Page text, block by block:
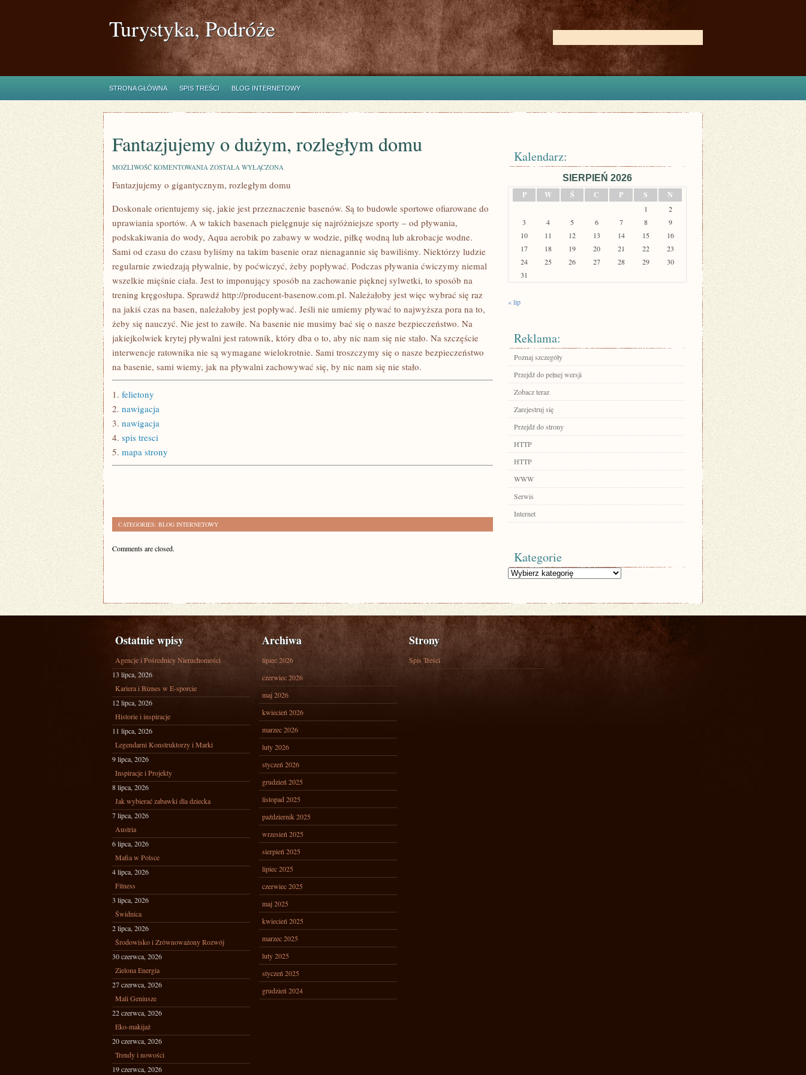
Turystyka, Podróże
STRONA GŁÓWNA SPIS TREŚCI BLOG INTERNETOWY
Fantazjujemy o dużym, rozległym domu
MOŻLIWOŚĆ KOMENTOWANIA FANTAZJUJEMY
DUŻYM,
ROZLEGŁYM
ZOSTAŁA WYŁĄCZONA
Fantazjujemy o gigantycznym, rozległym domu
Doskonale orientujemy się, jakie jest przeznaczenie basenów. Są to budowle sportowe ofiarowane do
uprawiania sportów. A w takich basenach pielęgnuje się najróżniejsze sporty – od pływania,
podskakiwania do wody, Aqua aerobik po zabawy w wodzie, piłkę wodną lub akrobacje wodne.
Sami od czasu do czasu byliśmy na takim basenie oraz nienagannie się bawiliśmy. Niektórzy ludzie
regularnie zwiedzają pływalnie, by poćwiczyć, żeby popływać. Podczas pływania ćwiczymy niemal
wszelkie mięśnie ciała. Jest to imponujący sposób na zachowanie pięknej sylwetki, to sposób na
trening kręgosłupa. Sprawdź http://producent-basenow.com.pl. Należałoby jest więc wybrać się raz
na jakiś czas na basen, należałoby jest popływać. Jeśli nie umiemy pływać to najwyższa pora na to,
żeby się nauczyć. Nie jest to zawiłe. Na basenie nie musimy bać się o nasze bezpieczeństwo. Na
jakiejkolwiek krytej pływalni jest ratownik, który dba o to, aby nic nam się nie stało. Na szczęście
interwencje ratownika nie są wymagane wielokrotnie. Sami troszczymy się o nasze bezpieczeństwo
na basenie, sami wiemy, jak na pływalni zachowywać się, by nic nam się nie stało.
1. felietony
2. nawigacja
3. nawigacja
4. spis tresci
5. mapa strony
CATEGORIES: BLOG INTERNETOWY
Comments are closed.
Kalendarz:
SIERPIEŃ 2026
P
W Ś C P S N
1
2
3
4 5 6 7 8
9
10
11 12 13 14 15
16
17
18 19 20 21 22
23
24
25 26 27 28 29
30
31
« lip
Reklama:
Poznaj szczegóły
Przejdź do pełnej wersji
Zobacz teraz
Zarejestruj się
Przejdź do strony
HTTP
HTTP
WWW
Serwis
Internet
Kategorie
Kategorie
Ostatnie wpisy
Agencje i Pośrednicy Nieruchomości
13 lipca, 2026
Kariera i Biznes w E-sporcie
12 lipca, 2026
Historie i inspiracje
11 lipca, 2026
Legendarni Konstruktorzy i Marki
9 lipca, 2026
Inspiracje i Projekty
8 lipca, 2026
Jak wybierać zabawki dla dziecka
7 lipca, 2026
Austria
6 lipca, 2026
Mafia w Polsce
4 lipca, 2026
Fitness
3 lipca, 2026
Świdnica
2 lipca, 2026
Środowisko i Zrównoważony Rozwój
30 czerwca, 2026
Zielona Energia
27 czerwca, 2026
Mali Geniusze
22 czerwca, 2026
Eko-makijaż
20 czerwca, 2026
Trendy i nowości
19 czerwca, 2026
Archiwa
lipiec 2026
czerwiec 2026
maj 2026
kwiecień 2026
marzec 2026
luty 2026
styczeń 2026
grudzień 2025
listopad 2025
październik 2025
wrzesień 2025
sierpień 2025
lipiec 2025
czerwiec 2025
maj 2025
kwiecień 2025
marzec 2025
luty 2025
styczeń 2025
grudzień 2024
Strony
Spis Treści